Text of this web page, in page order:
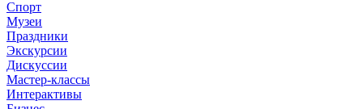
Спорт
Музеи
Праздники
Экскурсии
Дискуссии
Мастер-классы
Интерактивы